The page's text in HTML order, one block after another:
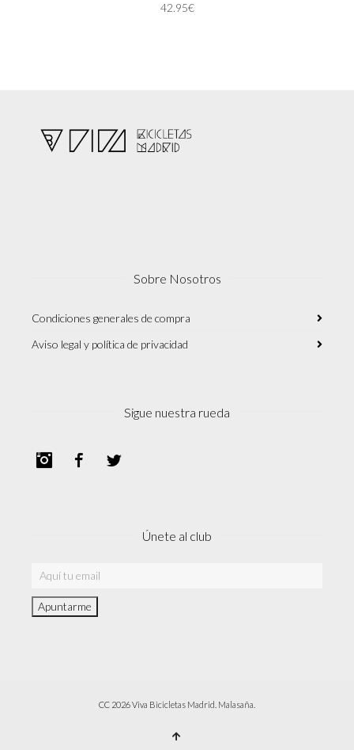
producto
42.95€
Sobre Nosotros
Condiciones generales de compra
Aviso legal y política de privacidad
Sigue nuestra rueda
InstagramFacebook
Únete al club
CC 2026 Viva Bicicletas Madrid. Malasaña.